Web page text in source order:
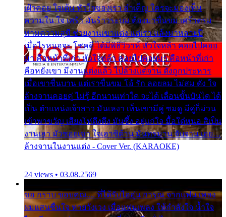
เฝ้าคอย ใจเต้น หัวใจของเรา ลำเค็ญ ใครจะมองเห็น
ความใน ใจ เศร้า มันร้าวระบม ต้องมาขื่นขม เศร้าตรม
ท่ามความสุขี ช่วยงานเขาแต่ง แต่เรา แล้งมาหลายปี
เมื่อไรหนอจะ โชคดี ได้มีพิธีวิวาห์ หัวใจหล้า คอยไปคอย
มา คือหน้าที่เก่า หัวใจหล้า คอยไปคอยมา คือหน้าที่เก่า
คือหยังเขา มีงานแต่งแล้ว ไปล้างแต่จาน ดั่งถูกประหาร
เมื่อเขาชื่นบาน แต่เราขื่นขม โอ้ รัก ลอยลม ไม่สม ดัง ใจ
ล้างจานคอยคู่ ไม่รู้ อีกนานเท่าใด จะได้ เลื่อนขั้นบันได ได้
เป็น ตำแหน่งเจ้าสาว มันเหงา เห็นเขามีคู่ ซมดู มีคู่ก็ม่วน
เข้าพาขวัญ เสียงโห่ตึงตึง มันซึ้ง อยู่แก่ใจ มื้อใด๋หนอ สิเป็น
งานเฮา มัวซอยเขา ใจเฮาซิด้าน มันทรมาน จับจาน เอย…
ล้างจานในงานแต่ง - Cover Ver. (KARAOKE)
24 views • 03.08.2569
ขอ กราบ ขอบคุณ.... ที่ได้รับไออุ่น การุณ จากแฟน เพลง
ผมแสนชื่นใจ หายวังเวง เมื่อแฟนเพลง ให้กำลังใจ น้ำใจ